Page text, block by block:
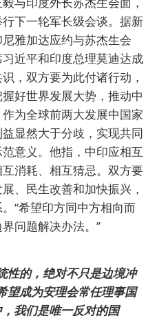
下一轮军长级会谈。据新
雅加达应约与苏杰生会
近平和印度总理莫迪达成
，双方要为此付诸行动，
好世界发展大势，推动中
为全球前两大发展中国家
显然大于分歧，实现共同
意义。他指，中印应相互
消耗、相互猜忌。双方要
、民生改善和加快振兴，
“希望印方同中方相向而
问题解决办法。”
性的，绝对不只是边境冲
望成为安理会常任理事国
我们是唯一反对的国